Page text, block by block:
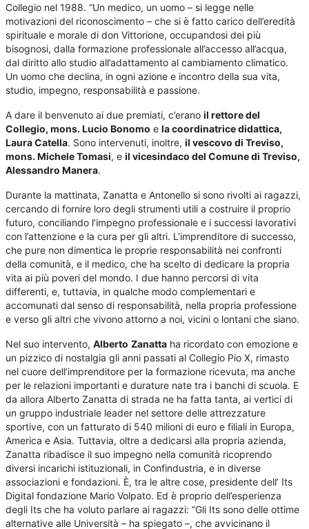
Collegio nel 1988. “Un medico, un uomo – si legge nelle
motivazioni del riconoscimento – che si è fatto carico dell’eredità
spirituale e morale di don Vittorione, occupandosi dei più
bisognosi, dalla formazione professionale all’accesso all’acqua,
dal diritto allo studio all’adattamento al cambiamento climatico.
Un uomo che declina, in ogni azione e incontro della sua vita,
studio, impegno, responsabilità e passione.
A dare il benvenuto ai due premiati, c’eranoil rettore del
Collegio, mons. Lucio Bonomo ela coordinatrice didattica,
Laura Catella. Sono intervenuti, inoltre,il vescovo di Treviso,
mons. Michele Tomasi, eil vicesindaco del Comune di Treviso,
Alessandro Manera.
Durante la mattinata, Zanatta e Antonello si sono rivolti ai ragazzi,
cercando di fornire loro degli strumenti utili a costruire il proprio
futuro, conciliando l’impegno professionale e i successi lavorativi
con l’attenzione e la cura per gli altri. L’imprenditore di successo,
che pure non dimentica le proprie responsabilità nei confronti
della comunità, e il medico, che ha scelto di dedicare la propria
vita ai più poveri del mondo. I due hanno percorsi di vita
differenti, e, tuttavia, in qualche modo complementari e
accomunati dal senso di responsabilità, nella propria professione
e verso gli altri che vivono attorno a noi, vicini o lontani che siano.
Nel suo intervento,Alberto Zanatta ha ricordato con emozione e
un pizzico di nostalgia gli anni passati al Collegio Pio X, rimasto
nel cuore dell’imprenditore per la formazione ricevuta, ma anche
per le relazioni importanti e durature nate tra i banchi di scuola. E
da allora Alberto Zanatta di strada ne ha fatta tanta, ai vertici di
un gruppo industriale leader nel settore delle attrezzature
sportive, con un fatturato di 540 milioni di euro e filiali in Europa,
America e Asia. Tuttavia, oltre a dedicarsi alla propria azienda,
Zanatta ribadisce il suo impegno nella comunità ricoprendo
diversi incarichi istituzionali, in Confindustria, e in diverse
associazioni e fondazioni. È, tra le altre cose, presidente dell’ Its
Digital fondazione Mario Volpato. Ed è proprio dell’esperienza
degli Its che ha voluto parlare ai ragazzi: “Gli Its sono delle ottime
alternative alle Università – ha spiegato –, che avvicinano il